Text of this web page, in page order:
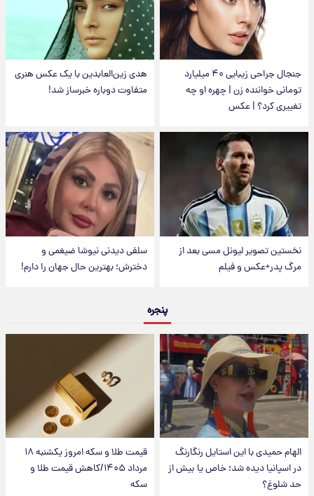
جنجال جراحی زیبایی ۴۰ میلیارد
تومانی خواننده زن | چهره او چه
تغییری کرد؟ | عکس
هدی زین‌العابدین با یک عکس هنری
متفاوت دوباره خبرساز شد!
نخستین تصویر لیونل مسی بعد از
مرگ پدر+عکس و فیلم
سلفی دیدنی نیوشا ضیغمی و
دخترش؛ بهترین حال جهان را دارم!
پنجره
الهام حمیدی با این استایل رنگارنگ
در اسپانیا دیده شد؛ خاص یا بیش از
حد شلوغ؟
قیمت طلا و سکه امروز یکشنبه ۱۸
مرداد ۱۴۰۵/کاهش قیمت طلا و
سکه